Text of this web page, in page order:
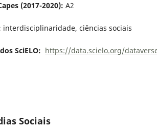
(2017-2020): A2
interdisciplinaridade, ciências sociais
SciELO: https://data.scielo.org/
Sociais